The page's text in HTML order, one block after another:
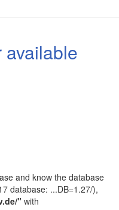
and know the database
database: ...DB=1.27/),
" with